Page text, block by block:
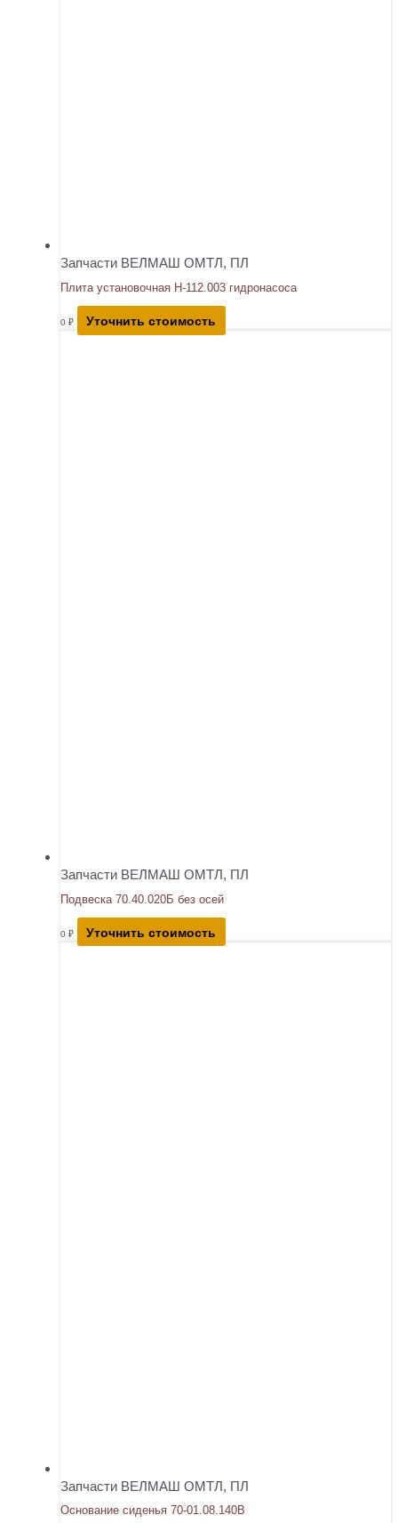
Запчасти ВЕЛМАШ ОМТЛ, ПЛ
Плита установочная Н-112.003 гидронасоса
0 ₽ Уточнить стоимость
Запчасти ВЕЛМАШ ОМТЛ, ПЛ
Подвеска 70.40.020Б без осей
0 ₽ Уточнить стоимость
Запчасти ВЕЛМАШ ОМТЛ, ПЛ
Основание сиденья 70-01.08.140В